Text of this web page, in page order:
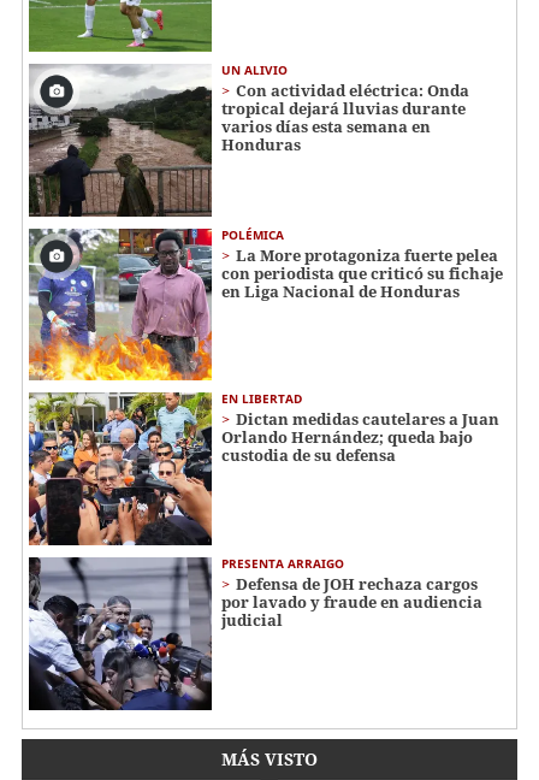
UN ALIVIO
Con actividad eléctrica: Onda
tropical dejará lluvias durante
varios días esta semana en
Honduras
POLÉMICA
La More protagoniza fuerte pelea
con periodista que criticó su fichaje
en Liga Nacional de Honduras
EN LIBERTAD
Dictan medidas cautelares a Juan
Orlando Hernández; queda bajo
custodia de su defensa
PRESENTA ARRAIGO
Defensa de JOH rechaza cargos
por lavado y fraude en audiencia
judicial
MÁS VISTO